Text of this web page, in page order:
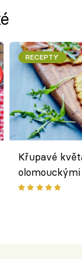
RECEPTY
Křupavé
bezlepkový